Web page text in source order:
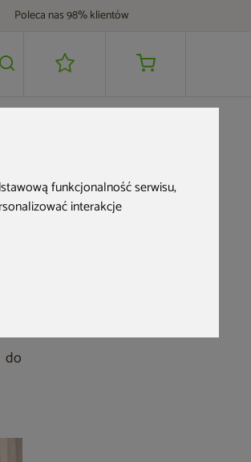
funkcjonalność serwisu,
interakcje
Poleca nas 98% klientów
do